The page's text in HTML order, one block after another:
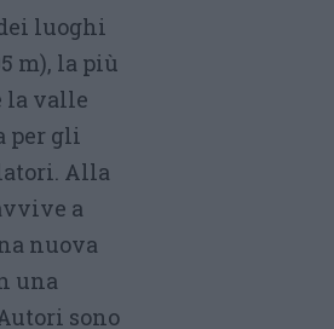
luoghi
m), la più
la valle
per gli
Alla
a
nuova
una
sono